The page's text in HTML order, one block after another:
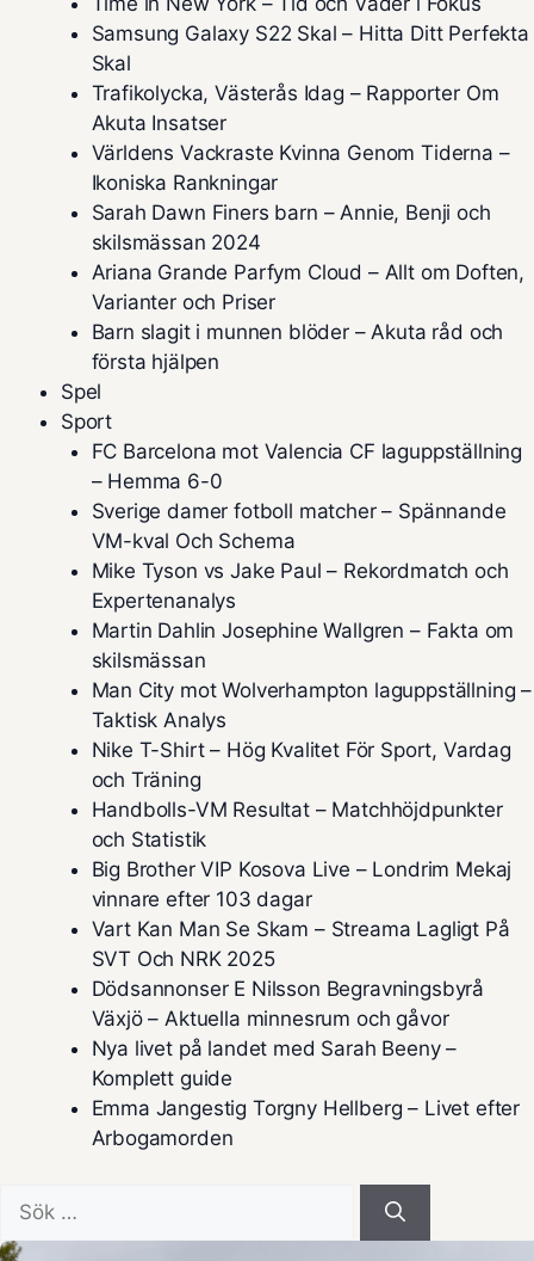
Samsung Galaxy S22 Skal – Hitta Ditt Perfekta
Skal
Trafikolycka, Västerås Idag – Rapporter Om
Akuta Insatser
Världens Vackraste Kvinna Genom Tiderna –
Ikoniska Rankningar
Sarah Dawn Finers barn – Annie, Benji och
skilsmässan 2024
Ariana Grande Parfym Cloud – Allt om Doften,
Varianter och Priser
Barn slagit i munnen blöder – Akuta råd och
första hjälpen
Spel
Sport
FC Barcelona mot Valencia CF laguppställning
– Hemma 6-0
Sverige damer fotboll matcher – Spännande
VM-kval Och Schema
Mike Tyson vs Jake Paul – Rekordmatch och
Expertenanalys
Martin Dahlin Josephine Wallgren – Fakta om
skilsmässan
Man City mot Wolverhampton laguppställning –
Taktisk Analys
Nike T-Shirt – Hög Kvalitet För Sport, Vardag
och Träning
Handbolls-VM Resultat – Matchhöjdpunkter
och Statistik
Big Brother VIP Kosova Live – Londrim Mekaj
vinnare efter 103 dagar
Vart Kan Man Se Skam – Streama Lagligt På
SVT Och NRK 2025
Dödsannonser E Nilsson Begravningsbyrå
Växjö – Aktuella minnesrum och gåvor
Nya livet på landet med Sarah Beeny –
Komplett guide
Emma Jangestig Torgny Hellberg – Livet efter
Arbogamorden
efter: